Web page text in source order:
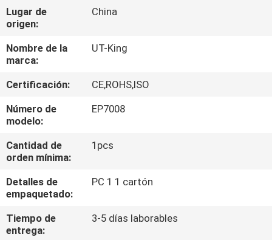
SOBRE
NOSOTROS
VIAJE
DE
LA
DE
CALIDAD
Lugar de
origen:
China
Nombre de la
marca:
UT-King
Certificación:
CE,ROHS,ISO
Número de
modelo:
EP7008
Cantidad de
orden mínima:
1pcs
Detalles de
empaquetado:
PC 1 1 cartón
Tiempo de
entrega:
3-5 días laborables